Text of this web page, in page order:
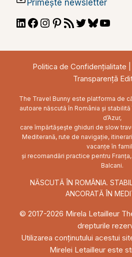
Primește newsletter
LinkedIn
Facebook
Instagram
Pinterest
RSSTwitterBluesky
Politica de Confidențialitate
Transparență
The Travel Bunny este platforma de
autoare născută în România și
d’Azur,
care împărtășește ghiduri de slow
Mediterană, rute de navigație,
vacanțe în
și recomandări practice pentru
Balcani.
NĂSCUTĂ ÎN ROMÂNIA.
ANCORATĂ ÎN
© 2017-2026 Mirela Letailleur
drepturile
Utilizarea conținutului acestui
Mirelei Letailleur este